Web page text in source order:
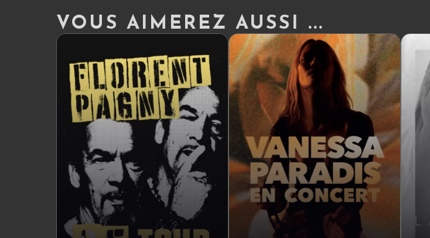
VOUS AIMEREZ AUSSI ...